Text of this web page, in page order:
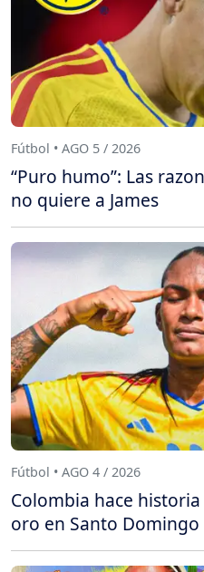
Fútbol • AGO 5 / 2026
“Puro humo”: Las
no quiere a James
Fútbol • AGO 4 / 2026
Colombia hace
oro en Santo Domingo